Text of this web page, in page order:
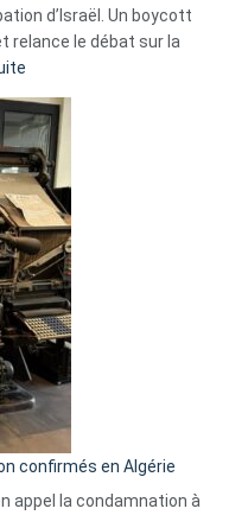
d’Israël. Un boycott
relance le débat sur la
Eurovision
2026
:
Pays-
Bas,
Espagne,
Irlande
et
Slovénie
rejettent
la
présence
d’Israël
confirmés en Algérie
appel la condamnation à